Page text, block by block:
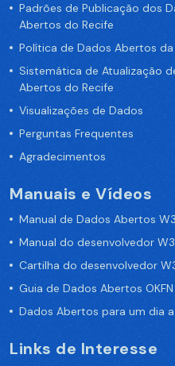
Padrões de Publicação dos
Abertos do Recife
Política de Dados Abertos
Sistemática de Atualização
Abertos do Recife
Visualizações de Dados
Perguntas Frequentes
Agradecimentos
Manuais e Vídeos
Manual de Dados Abertos
Manual do desenvolvedor
Cartilha do desenvolvedor
Guia de Dados Abertos OKFN
Dados Abertos para um dia
Links de Interesse